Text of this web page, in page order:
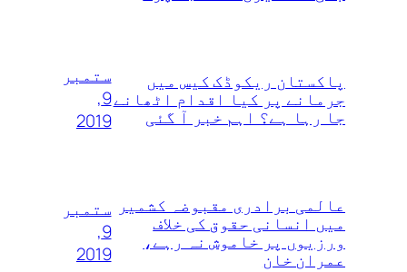
پاکستان ریکوڈک کیس میں
جرمانے پر کیا اقدام اٹھانے
جا رہا ہے؟ اہم خبر آ گئی
ستمبر
9,
2019
عالمی برادری مقبوضہ کشمیر
میں انسانی حقوق کی خلاف
ورزیوں پر خاموش نہ رہے،
عمران خان
ستمبر
9,
2019